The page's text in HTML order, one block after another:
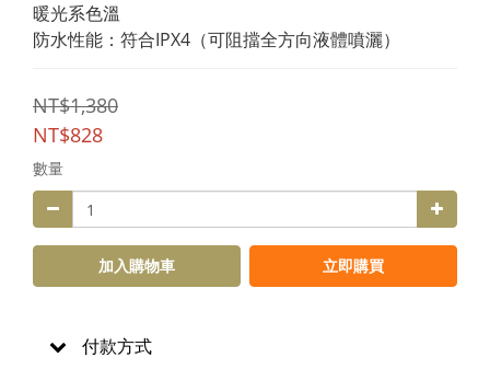
暖光系色溫
防水性能：符合IPX4（可阻擋全方向液體噴灑）
NT$1,380
NT$828
數量
加入購物車 立即購買
付款方式